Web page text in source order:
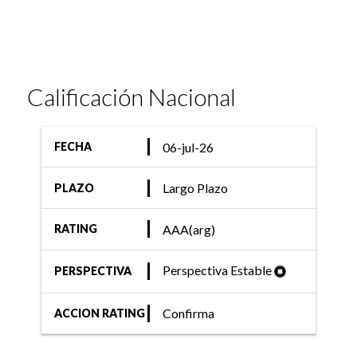
Calificación Nacional
FECHA 06-jul-26
PLAZO Largo Plazo
RATING AAA(arg)
PERSPECTIVA Perspectiva Estable
ACCION RATING Confirma